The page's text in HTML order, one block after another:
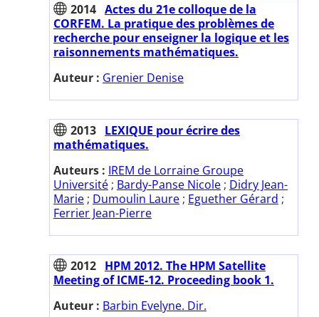
2014 Actes du 21e colloque de la
CORFEM. La pratique des problèmes de
recherche pour enseigner la logique et les
raisonnements mathématiques.
Auteur : Grenier Denise
2013 LEXIQUE pour écrire des
mathématiques.
Auteurs : IREM de Lorraine Groupe
Université ; Bardy-Panse Nicole ; Didry Jean-
Marie ; Dumoulin Laure ; Eguether Gérard ;
Ferrier Jean-Pierre
2012 HPM 2012. The HPM Satellite
Meeting of ICME-12. Proceeding book 1.
Auteur : Barbin Evelyne. Dir.